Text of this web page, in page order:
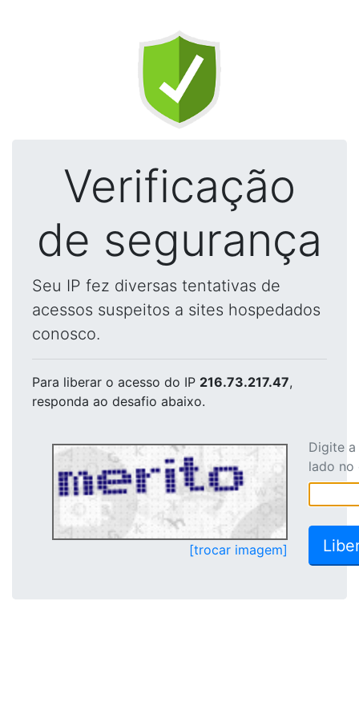
Verificação
de segurança
Seu IP fez diversas tentativas de
acessos suspeitos a sites hospedados
conosco.
Para liberar o acesso do IP 216.73.217.47,
responda ao desafio abaixo.
[trocar imagem]
Digite
lado no